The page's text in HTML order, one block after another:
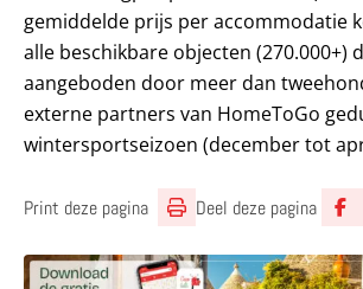
gemiddelde prijs per accommodatie
alle beschikbare objecten (270.000+)
aangeboden door meer dan
externe partners van HomeToGo
wintersportseizoen (december tot
Print deze pagina Deel deze pagina